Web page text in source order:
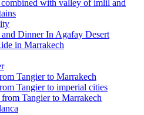
with valley of imlil and
Dinner In Agafay Desert
in Marrakech
Tangier to Marrakech
Tangier to imperial cities
Tangier to Marrakech